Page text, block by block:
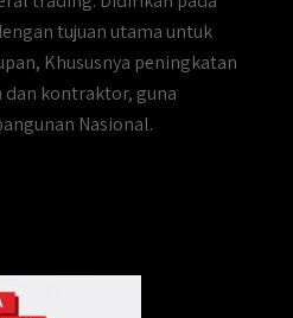
tujuan utama untuk
Khususnya peningkatan
kontraktor, guna
Nasional.